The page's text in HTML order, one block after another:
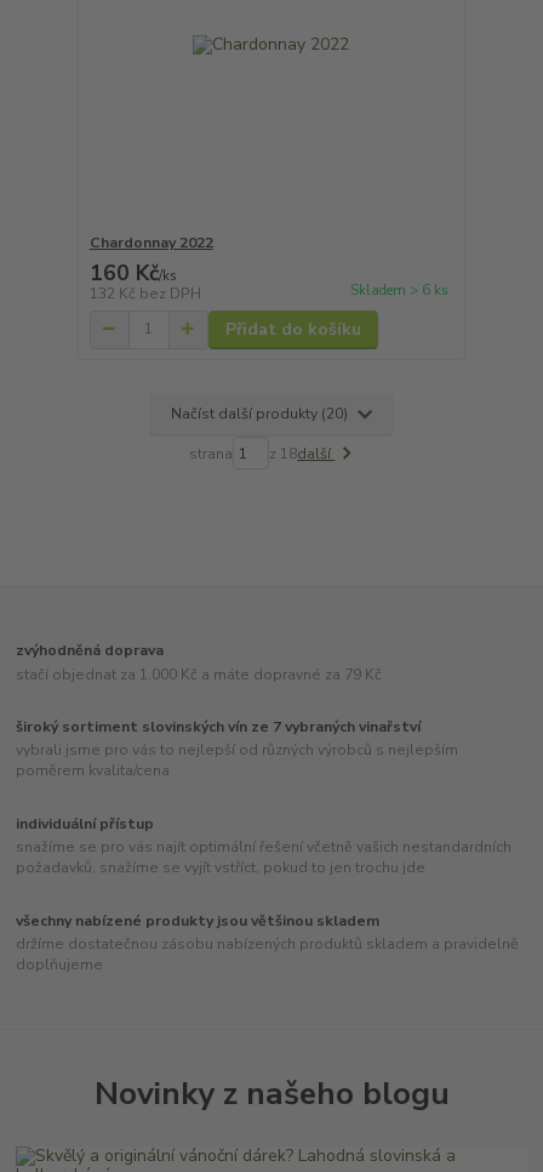
Chardonnay 2022
160 Kč/ks
132 Kč bez DPH Skladem > 6 ks
Přidat do košíku
Načíst další produkty (20)
strana z 18další
zvýhodněná doprava
stačí objednat za 1.000 Kč a máte dopravné za 79 Kč
široký sortiment slovinských vín ze 7 vybraných vinařství
vybrali jsme pro vás to nejlepší od různých výrobců s nejlepším
poměrem kvalita/cena
individuální přístup
snažíme se pro vás najít optimální řešení včetně vašich nestandardních
požadavků, snažíme se vyjít vstříct, pokud to jen trochu jde
všechny nabízené produkty jsou většinou skladem
držíme dostatečnou zásobu nabízených produktů skladem a pravidelně
doplňujeme
Novinky z našeho blogu